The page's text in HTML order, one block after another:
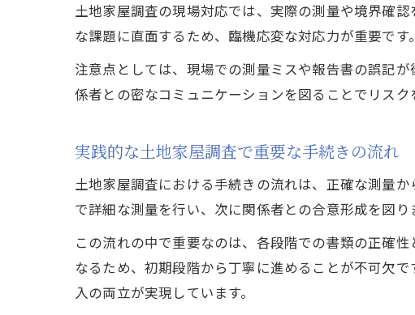
フ
土
土地家屋調査の現場対応では、実際の測量や境界確
な課題に直面するため、臨機応変な対応力が重要で
注意点としては、現場での測量ミスや報告書の誤記
係者との密なコミュニケーションを図ることでリス
実践的な土地家屋調査で重要な手続きの流れ
土地家屋調査における手続きの流れは、正確な測量
で詳細な測量を行い、次に関係者との合意形成を図
この流れの中で重要なのは、各段階での書類の正確
なるため、初期段階から丁寧に進めることが不可欠
入の両立が実現しています。